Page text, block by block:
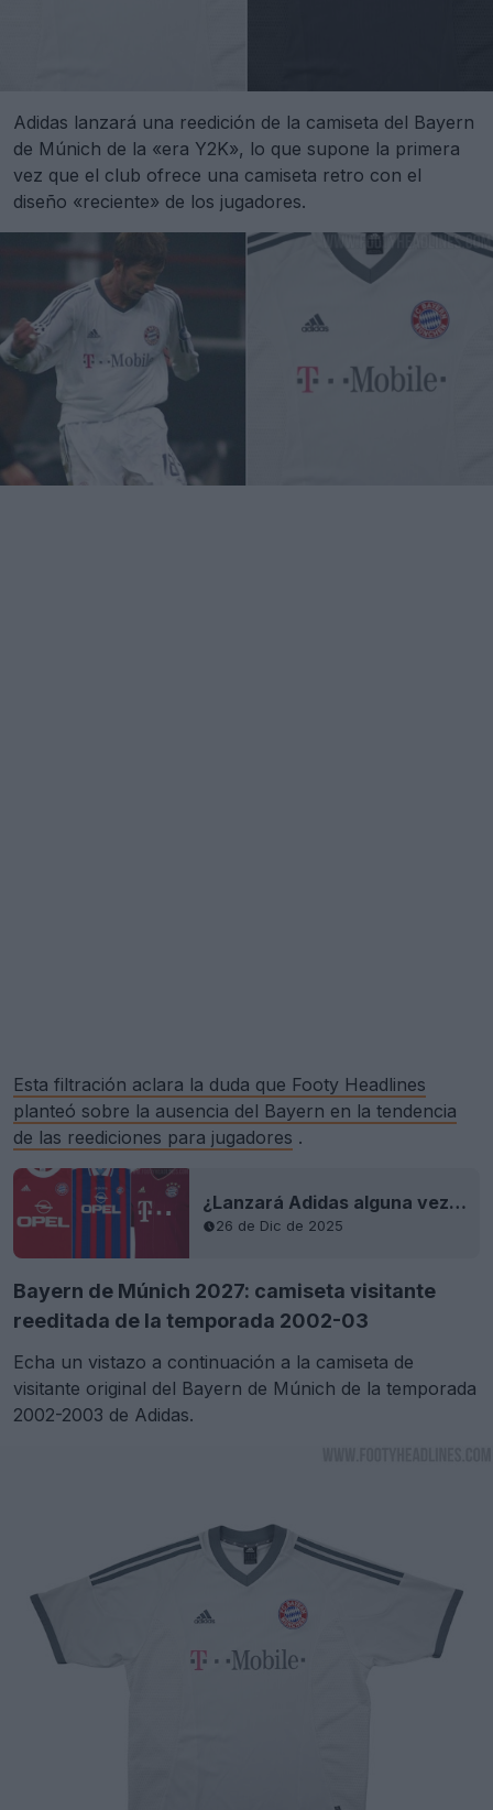
Adidas lanzará una reedición de la camiseta del Bayern
de Múnich de la «era Y2K», lo que supone la primera
vez que el club ofrece una camiseta retro con el
diseño «reciente» de los jugadores.
Esta filtración aclara la duda que Footy Headlines
planteó sobre la ausencia del Bayern en la tendencia
de las reediciones para jugadores .
¿Lanzará Adidas alguna vez una reedición moderna de la camiseta del Bayern?
26 de Dic de 2025
Bayern de Múnich 2027: camiseta visitante
reeditada de la temporada 2002-03
Echa un vistazo a continuación a la camiseta de
visitante original del Bayern de Múnich de la temporada
2002-2003 de Adidas.